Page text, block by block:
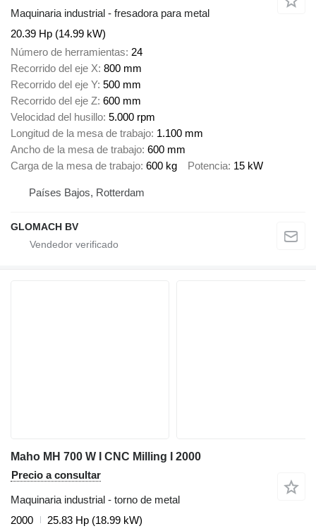
Maquinaria industrial - fresadora para metal
20.39 Hp (14.99 kW)
Número de herramientas 24
Recorrido del eje X 800 mm
Recorrido del eje Y 500 mm
Recorrido del eje Z 600 mm
Velocidad del husillo 5.000 rpm
Longitud de la mesa de trabajo 1.100 mm
Ancho de la mesa de trabajo 600 mm
Carga de la mesa de trabajo 600 kg Potencia 15 kW
Países Bajos, Rotterdam
GLOMACH BV
Maho MH 700 W I CNC Milling I 2000
Precio a consultar
Maquinaria industrial - torno de metal
2000
25.83 Hp (18.99 kW)